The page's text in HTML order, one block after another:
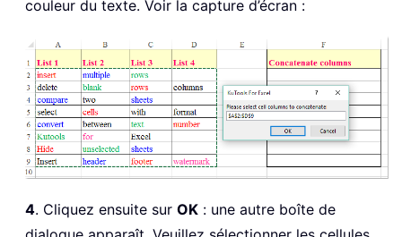
.ClearFormats
Set
xRgEachRow = xSRg
For Each xRgEach In
.Value = .Value &
Next
For Each xRgEach In
                xRgVal
= xRgEach.
.Name = xRgEach
couleur du texte. Voir la capture d’écran :
4. Cliquez ensuite sur OK : une autre boîte de